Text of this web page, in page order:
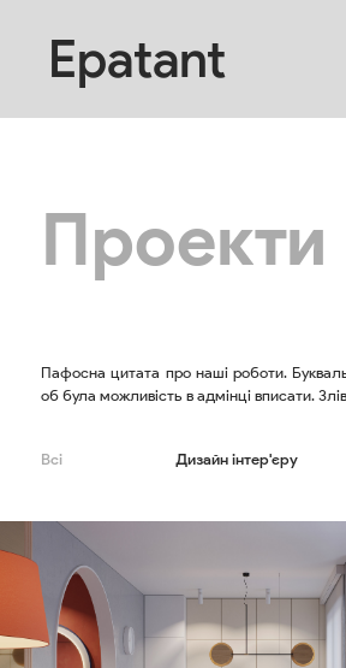
Epatant
Проекти
Пафосна цитата про наші роботи.
об була можливість в адмінці вписати.
Всі Дизайн інтер'єру